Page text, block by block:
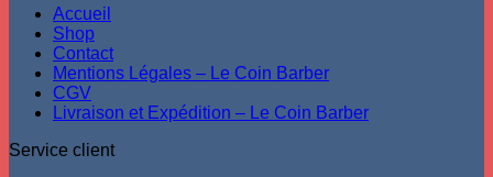
Accueil
Shop
Contact
Mentions Légales – Le Coin Barber
CGV
Livraison et Expédition – Le Coin Barber
Service client